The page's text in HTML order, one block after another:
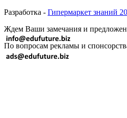
Разработка - Гипермаркет знаний
Ждем Ваши замечания и
По вопросам рекламы и